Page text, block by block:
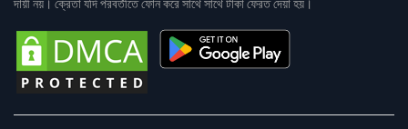
দায়ী নয়। ক্রেতা যদি পরবর্তীতে ফোন করে সাথে সাথে টাকা ফেরত দেয়া হয়।